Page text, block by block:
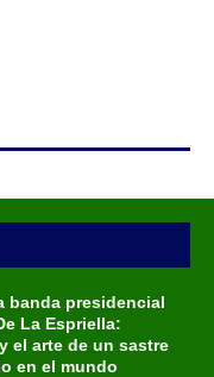
banda presidencial
La Espriella:
el arte de un sastre
en el mundo